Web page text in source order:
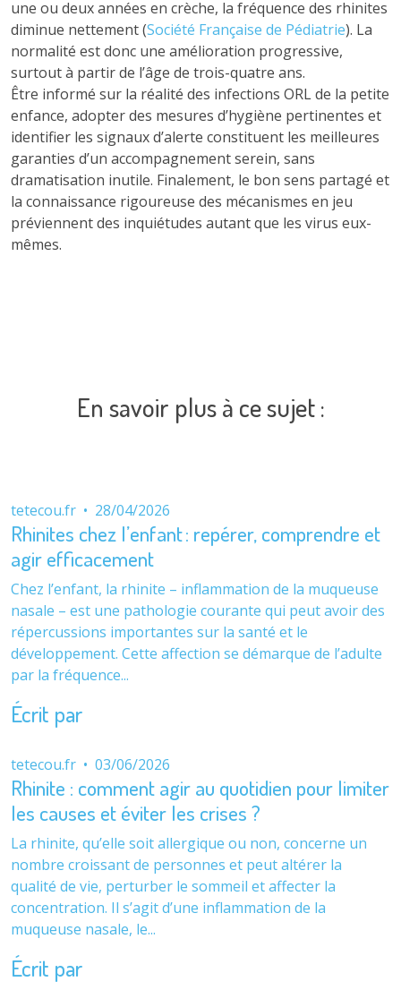
une ou deux années en crèche, la fréquence des rhinites
diminue nettement (Société Française de Pédiatrie). La
normalité est donc une amélioration progressive,
surtout à partir de l’âge de trois-quatre ans.
Être informé sur la réalité des infections ORL de la petite
enfance, adopter des mesures d’hygiène pertinentes et
identifier les signaux d’alerte constituent les meilleures
garanties d’un accompagnement serein, sans
dramatisation inutile. Finalement, le bon sens partagé et
la connaissance rigoureuse des mécanismes en jeu
préviennent des inquiétudes autant que les virus eux-
mêmes.
En savoir plus à ce sujet :
tetecou.fr • 28/04/2026
Rhinites chez l’enfant : repérer, comprendre et
agir efficacement
Chez l’enfant, la rhinite – inflammation de la muqueuse
nasale – est une pathologie courante qui peut avoir des
répercussions importantes sur la santé et le
développement. Cette affection se démarque de l’adulte
par la fréquence...
Écrit par
tetecou.fr • 03/06/2026
Rhinite : comment agir au quotidien pour limiter
les causes et éviter les crises ?
La rhinite, qu’elle soit allergique ou non, concerne un
nombre croissant de personnes et peut altérer la
qualité de vie, perturber le sommeil et affecter la
concentration. Il s’agit d’une inflammation de la
muqueuse nasale, le...
Écrit par